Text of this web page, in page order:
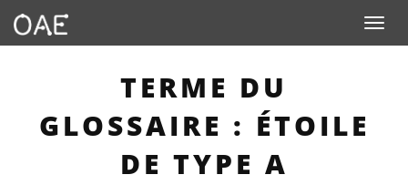
Toggle
TERME DU
GLOSSAIRE : ÉTOILE
DE TYPE A